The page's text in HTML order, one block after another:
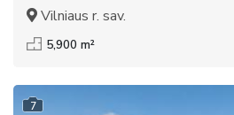
Vilniaus r. sav.
5,900 m²
7